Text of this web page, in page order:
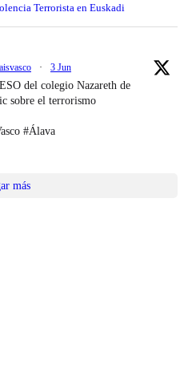
Terrorista en Euskadi
· 3 Jun
del colegio Nazareth de
sobre el terrorismo
#Álava
más